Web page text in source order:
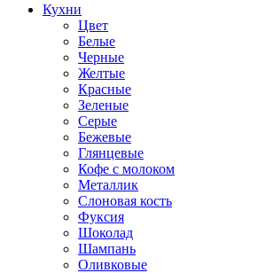
Кухни
Цвет
Белые
Черные
Желтые
Красные
Зеленые
Серые
Бежевые
Глянцевые
Кофе с молоком
Металлик
Слоновая кость
Фуксия
Шоколад
Шампань
Оливковые